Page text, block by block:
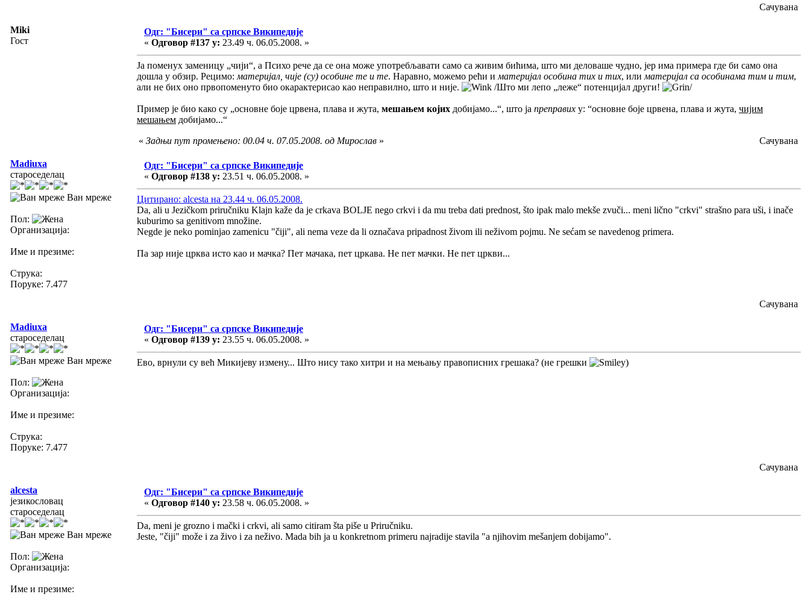
Сачувана
Miki
Гост
Одг: "Бисери" са српске Википедије
« Одговор #137 у: 23.49 ч. 06.05.2008. »
Ја поменух заменицу „чији“, а Психо рече да се она може употребљавати само са живим бићима, што ми деловаше чудно, јер има примера где би само она
дошла у обзир. Рецимо: материјал, чије (су) особине те и те. Наравно, можемо рећи и материјал особина тих и тих, или материјал са особинама тим и тим,
али не бих оно првопоменуто био окарактерисао као неправилно, што и није.
/Што ми лепо „леже“ потенцијал други! /
Пример је био како су „основне боје црвена, плава и жута, мешањем којих добијамо...“, што ја преправих у: “основне боје црвена, плава и жута, чијим
мешањем добијамо...“
« Задњи пут промењено: 00.04 ч. 07.05.2008. од Мирослав » Сачувана
Madiuxa
староседелац
Ван мреже
Пол:
Организација:
Име и презиме:
Струка:
Поруке: 7.477
Одг: "Бисери" са српске Википедије
« Одговор #138 у: 23.51 ч. 06.05.2008. »
Цитирано: alcesta на 23.44 ч. 06.05.2008.
Da, ali u Jezičkom priručniku Klajn kaže da je crkava BOLJE nego crkvi i da mu treba dati prednost, što ipak malo mekše zvuči... meni lično "crkvi" strašno para uši, i inače
kuburimo sa genitivom množine.
Negde je neko pominjao zamenicu "čiji", ali nema veze da li označava pripadnost živom ili neživom pojmu. Ne sećam se navedenog primera.
Па зар није црква исто као и мачка? Пет мачака, пет цркава. Не пет мачки. Не пет цркви...
Сачувана
Madiuxa
староседелац
Ван мреже
Пол:
Организација:
Име и презиме:
Струка:
Поруке: 7.477
Одг: "Бисери" са српске Википедије
« Одговор #139 у: 23.55 ч. 06.05.2008. »
Ево, врнули су већ Микијеву измену... Што нису тако хитри и на мењању правописних грешака? (не грешки )
Сачувана
alcesta
језикословац
староседелац
Ван мреже
Пол:
Организација:
Име и презиме:
Одг: "Бисери" са српске Википедије
« Одговор #140 у: 23.58 ч. 06.05.2008. »
Da, meni je grozno i mački i crkvi, ali samo citiram šta piše u Priručniku.
Jeste, "čiji" može i za živo i za neživo. Mada bih ja u konkretnom primeru najradije stavila "a njihovim mešanjem dobijamo".